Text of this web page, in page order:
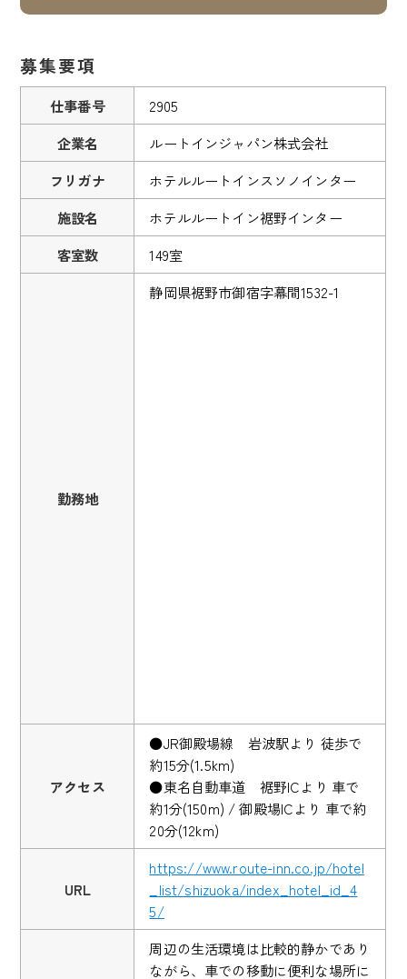
募集要項
仕事番号
2905
企業名
ルートインジャパン株式会社
フリガナ
ホテルルートインスソノインター
施設名
ホテルルートイン裾野インター
客室数
149室
勤務地
静岡県裾野市御宿字幕間1532-1
アクセス
●JR御殿場線 岩波駅より 徒歩で
約15分(1.5km)
●東名自動車道 裾野ICより 車で
約1分(150m) / 御殿場ICより 車で約
20分(12km)
URL
https://www.route-inn.co.jp/hotel
_list/shizuoka/index_hotel_id_4
5/
周辺の生活環境は比較的静かであり
ながら、車での移動に便利な場所に